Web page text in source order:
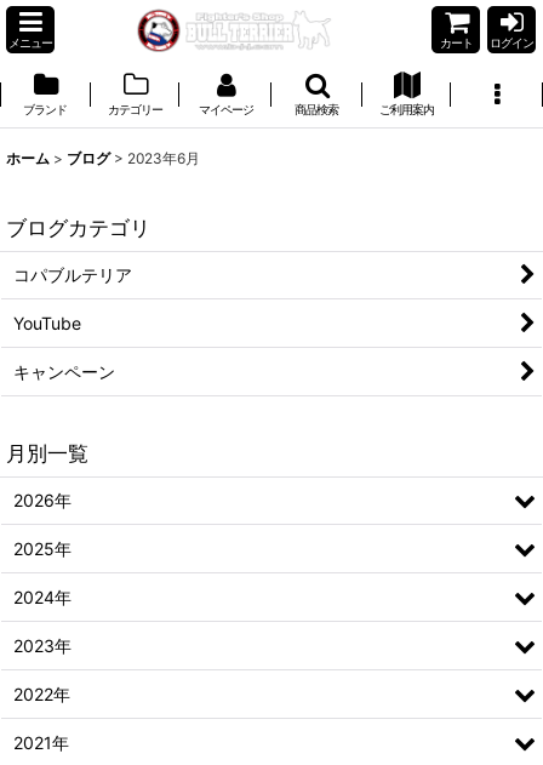
メニュー カート ログイン
ブランド カテゴリー マイページ 商品検索 ご利用案内
ホーム > ブログ > 2023年6月
ブログカテゴリ
コパブルテリア
YouTube
キャンペーン
月別一覧
2026年
2025年
2024年
2023年
2022年
2021年